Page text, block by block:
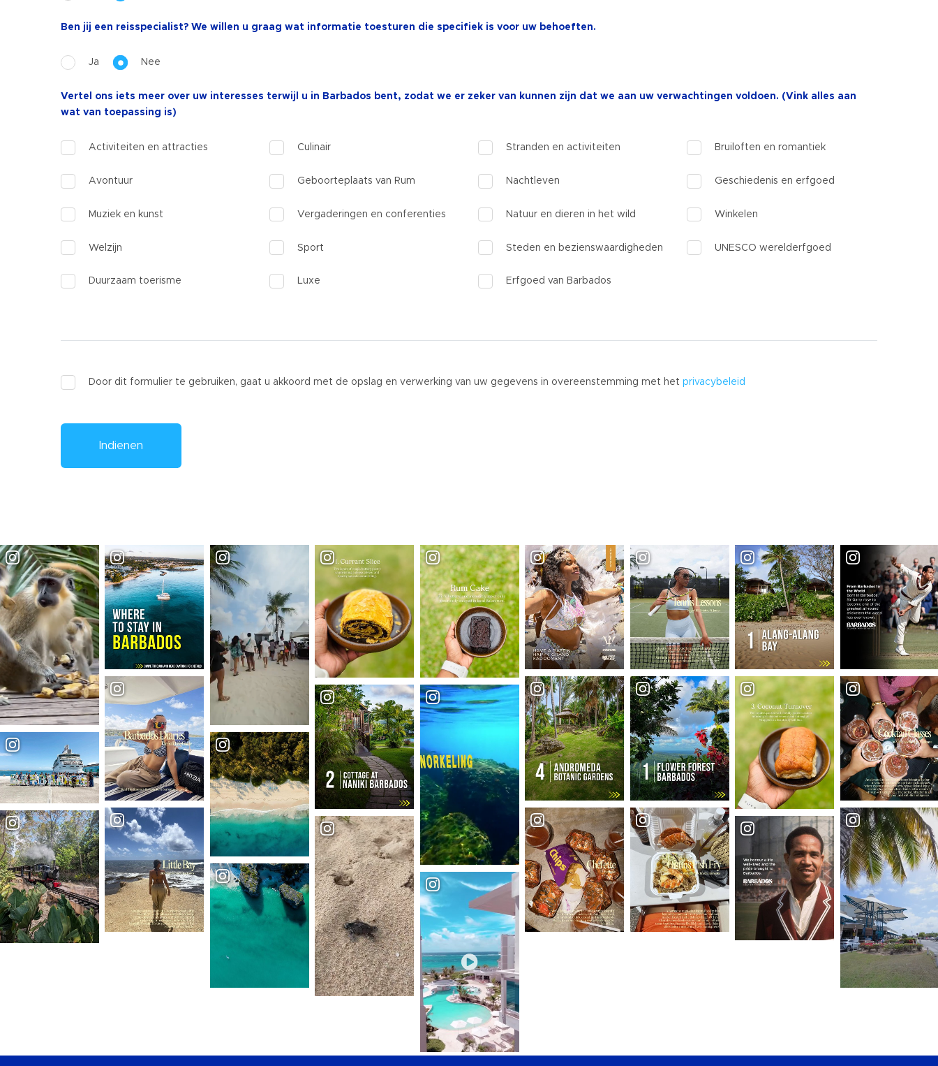
Ben jij een reisspecialist? We willen u graag wat informatie toesturen die specifiek is voor uw behoeften.
Ja Nee
Vertel ons iets meer over uw interesses terwijl u in Barbados bent, zodat we er zeker van kunnen zijn dat we aan uw verwachtingen voldoen. (Vink alles aan
wat van toepassing is)
Activiteiten en attracties Culinair Stranden en activiteiten Bruiloften en romantiek
Avontuur Geboorteplaats van Rum Nachtleven Geschiedenis en erfgoed
Muziek en kunst Vergaderingen en conferenties Natuur en dieren in het wild Winkelen
Welzijn Sport Steden en bezienswaardigheden UNESCO werelderfgoed
Duurzaam toerisme Luxe Erfgoed van Barbados
Door dit formulier te gebruiken, gaat u akkoord met de opslag en verwerking van uw gegevens in overeenstemming met het privacybeleid